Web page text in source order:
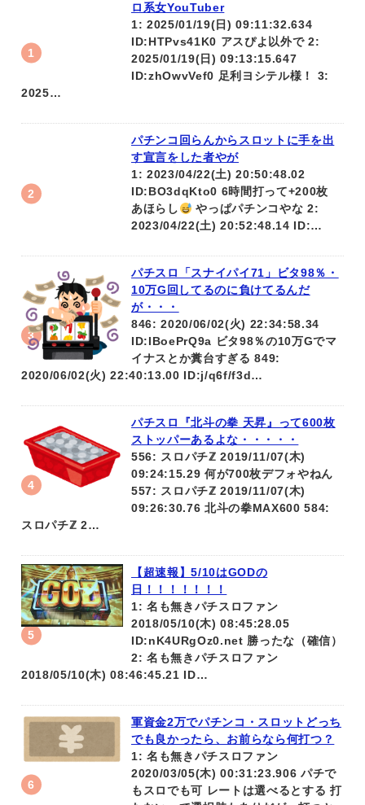
ロ系女YouTuber
1: 2025/01/19(日) 09:11:32.634
ID:HTPvs41K0 アスぴよ以外で 2:
2025/01/19(日) 09:13:15.647
ID:zhOwvVef0 足利ヨシテル様！ 3:
2025…
パチンコ回らんからスロットに手を出
す宣言をした者やが
1: 2023/04/22(土) 20:50:48.02
ID:BO3dqKto0 6時間打って+200枚
あほらし
やっぱパチンコやな 2:
2023/04/22(土) 20:52:48.14 ID:…
パチスロ「スナイパイ71」ビタ98％・
10万G回してるのに負けてるんだ
が・・・
846: 2020/06/02(火) 22:34:58.34
ID:IBoePrQ9a ビタ98％の10万Gでマ
イナスとか糞台すぎる 849:
2020/06/02(火) 22:40:13.00 ID:j/q6f/f3d…
パチスロ『北斗の拳 天昇』って600枚
ストッパーあるよな・・・・・
556: スロパチℤ 2019/11/07(木)
09:24:15.29 何が700枚デフォやねん
557: スロパチℤ 2019/11/07(木)
09:26:30.76 北斗の拳MAX600 584:
スロパチℤ 2…
【超速報】5/10はGODの
日！！！！！！！
1: 名も無きパチスロファン
2018/05/10(木) 08:45:28.05
ID:nK4URgOz0.net 勝ったな（確信）
2: 名も無きパチスロファン
2018/05/10(木) 08:46:45.21 ID…
軍資金2万でパチンコ・スロットどっち
でも良かったら、お前らなら何打つ？
1: 名も無きパチスロファン
2020/03/05(木) 00:31:23.906 パチで
もスロでも可 レートは選べるとする 打